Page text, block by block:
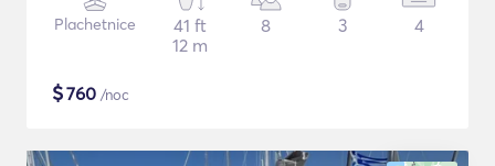
Plachetnice
41 ft
12 m
8 3 4
$760 /noc